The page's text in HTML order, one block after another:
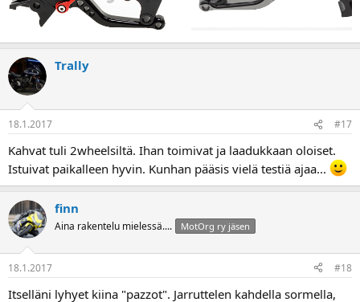
Trally
18.1.2017 #17
Kahvat tuli 2wheelsiltä. Ihan toimivat ja laadukkaan oloiset.
Istuivat paikalleen hyvin. Kunhan pääsis vielä testiä ajaa...
finn
Aina rakentelu mielessä.... MotOrg ry jäsen
18.1.2017 #18
Itselläni lyhyet kiina "pazzot". Jarruttelen kahdella sormella,